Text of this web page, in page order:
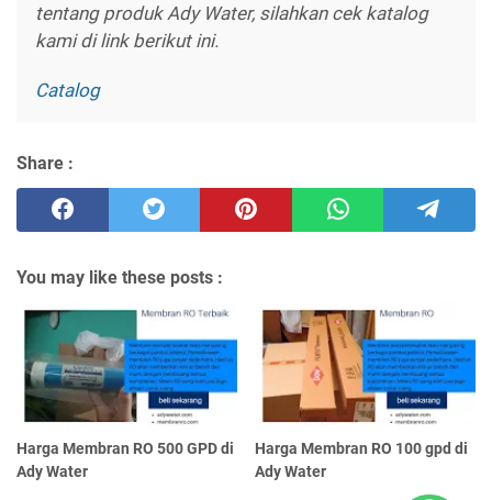
tentang produk Ady Water, silahkan cek katalog
kami di link berikut ini.
Catalog
Share :
You may like these posts :
Harga Membran RO 500 GPD di
Ady Water
Harga Membran RO 100 gpd di
Ady Water